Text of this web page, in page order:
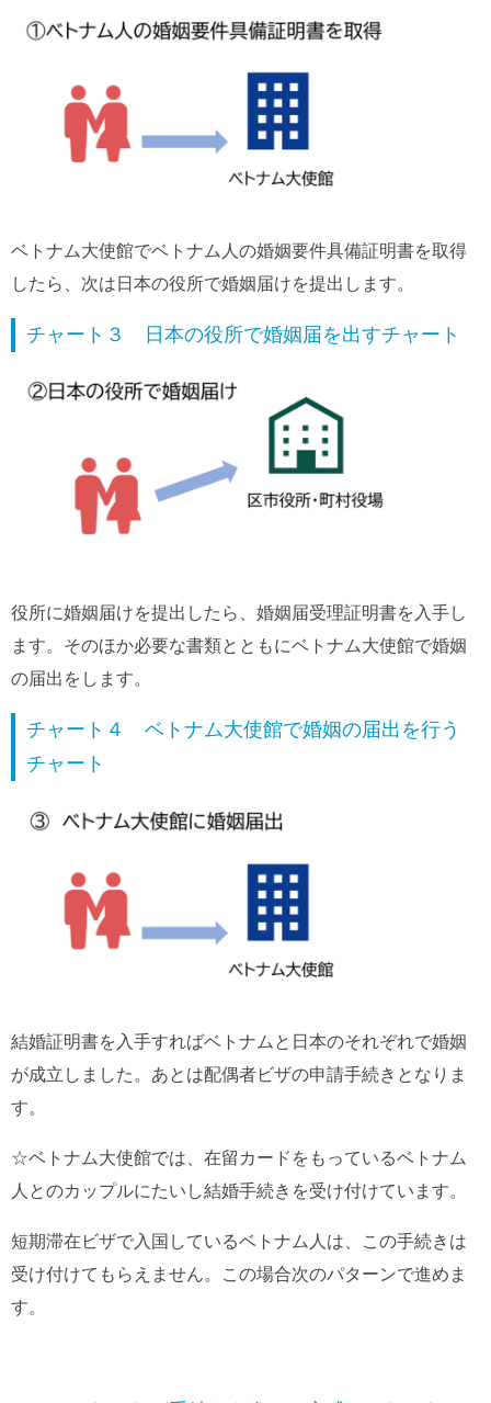
ベトナム大使館でベトナム人の婚姻要件具備証明書を取得
したら、次は日本の役所で婚姻届けを提出します。
チャート３ 日本の役所で婚姻届を出すチャート
役所に婚姻届けを提出したら、婚姻届受理証明書を入手し
ます。そのほか必要な書類とともにベトナム大使館で婚姻
の届出をします。
チャート４ ベトナム大使館で婚姻の届出を行う
チャート
結婚証明書を入手すればベトナムと日本のそれぞれで婚姻
が成立しました。あとは配偶者ビザの申請手続きとなりま
す。
☆ベトナム大使館では、在留カードをもっているベトナム
人とのカップルにたいし結婚手続きを受け付けています。
短期滞在ビザで入国しているベトナム人は、この手続きは
受け付けてもらえません。この場合次のパターンで進めま
す。